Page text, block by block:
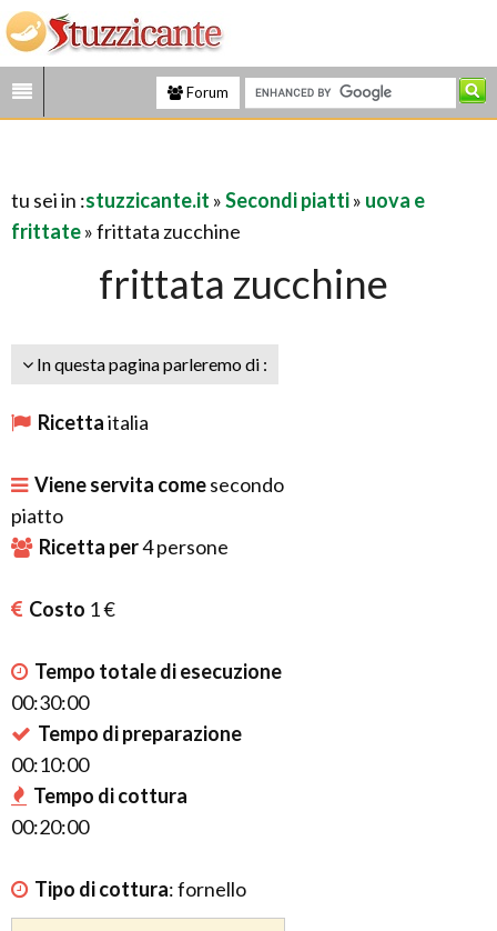
Forum
tu sei in :stuzzicante.it »Secondi piatti» uova e
frittate» frittata zucchine
frittata zucchine
In questa pagina parleremo di :
Ricettaitalia
Viene servita comesecondo
piatto
Ricetta per4persone
Costo 1 €
Tempo totale di esecuzione
00:30:00
Tempo di preparazione
00:10:00
Tempo di cottura
00:20:00
Tipo di cottura:fornello